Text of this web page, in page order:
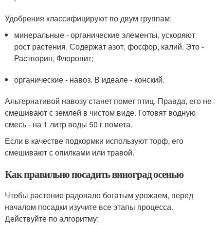
Удобрения классифицируют по двум группам:
минеральные - органические элементы, ускоряют
рост растения. Содержат азот, фосфор, калий. Это -
Растворин, Флоровит;
органические - навоз. В идеале - конский.
Альтернативой навозу станет помет птиц. Правда, его не
смешивают с землей в чистом виде. Готовят водную
смесь - на 1 литр воды 50 г помета.
Если в качестве подкормки используют торф, его
смешивают с опилками или травой.
Как правильно посадить виноград осенью
Чтобы растение радовало богатым урожаем, перед
началом посадки изучите все этапы процесса.
Действуйте по алгоритму: